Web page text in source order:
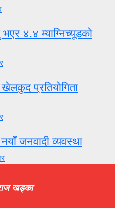
भएर ४.४ म्याग्निच्यूडको
खेलकुद प्रतियोगिता
जनवादी व्यवस्था
खड्का